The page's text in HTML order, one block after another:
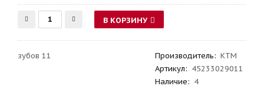
В КОРЗИНУ
зубов 11 Производитель: KTM
Артикул: 45233029011
Наличие: 4